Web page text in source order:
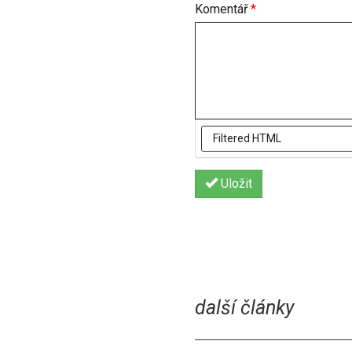
Komentář*
Uložit
další články